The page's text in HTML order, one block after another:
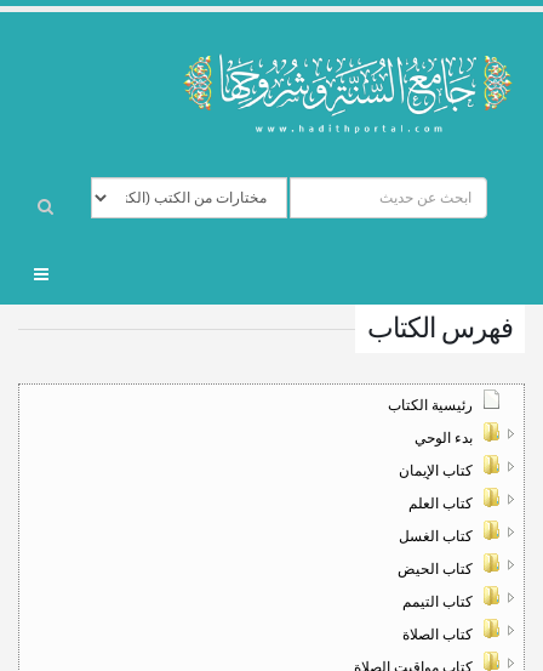
فهرس الكتاب
رئيسية الكتاب
بدء الوحي
كتاب الإيمان
كتاب العلم
كتاب الغسل
كتاب الحيض
كتاب التيمم
كتاب الصلاة
كتاب مواقيت الصلاة